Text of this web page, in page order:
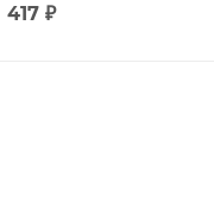
417₽